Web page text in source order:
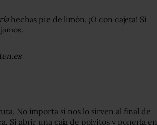
hechas pie de limón. ¡O con cajeta! Si
No importa si nos lo sirven al final de
Si abrir una caja de polvitos y ponerla en